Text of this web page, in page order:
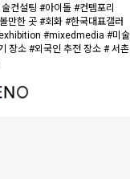
컨설팅 #아이돌 #컨템포리
한 곳 #회화 #한국대표갤러
#mixedmedia #미술
장소 #외국인 추전 장소 # 서촌